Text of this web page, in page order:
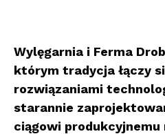
Wylęgarnia i Ferma
którym tradycja łączy
rozwiązaniami
starannie
ciągowi produkcyjnemu